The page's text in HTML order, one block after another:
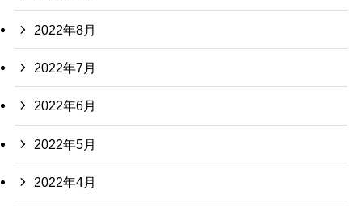
2022年8月
2022年7月
2022年6月
2022年5月
2022年4月